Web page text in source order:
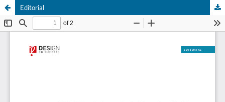
Editorial